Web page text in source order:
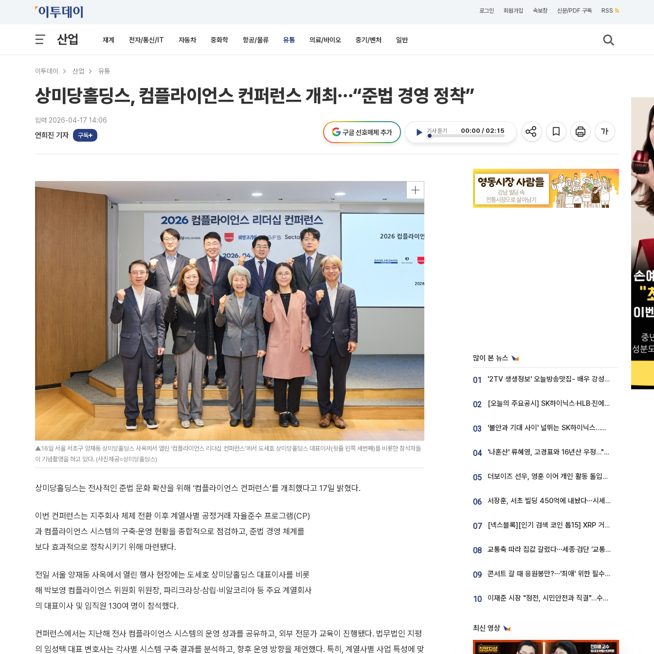
로그인 회원가입 속보창 신문/PDF 구독 RSS
산업 재계 전자/통신/IT 자동차 중화학 항공/물류 유통 의료/바이오 중기/벤처 일반
이투데이 산업 유통
상미당홀딩스, 컴플라이언스 컨퍼런스 개최⋯“준법 경영 정착”
입력 2026-04-17 14:06
연희진 기자 구독
기사 듣기 00:00 / 02:15
구글 선호매체 추가
▲16일 서울 서초구 양재동 상미당홀딩스 사옥에서 열린 ‘컴플라이언스 리더십 컨퍼런스’에서 도세호 상미당홀딩스 대표이사(뒷줄 왼쪽 세번째)를 비롯한 참석자들
이 기념촬영을 하고 있다. (사진제공=상미당홀딩스)
상미당홀딩스는 전사적인 준법 문화 확산을 위해 ‘컴플라이언스 컨퍼런스’를 개최했다고 17일 밝혔다.
이번 컨퍼런스는 지주회사 체제 전환 이후 계열사별 공정거래 자율준수 프로그램(CP)
과 컴플라이언스 시스템의 구축·운영 현황을 종합적으로 점검하고, 준법 경영 체계를
보다 효과적으로 정착시키기 위해 마련됐다.
전일 서울 양재동 사옥에서 열린 행사 현장에는 도세호 상미당홀딩스 대표이사를 비롯
해 박보영 컴플라이언스 위원회 위원장, 파리크라상·삼립·비알코리아 등 주요 계열회사
의 대표이사 및 임직원 130여 명이 참석했다.
컨퍼런스에서는 지난해 전사 컴플라이언스 시스템의 운영 성과를 공유하고, 외부 전문가 교육이 진행됐다. 법무법인 지평
의 임성택 대표 변호사는 각사별 시스템 구축 결과를 분석하고, 향후 운영 방향을 제언했다. 특히, 계열사별 사업 특성에 맞
많이 본 뉴스
01 '2TV 생생정보' 오늘방송맛집- 배우 강성진 단골! 쌀국수ㆍ푸팟퐁 커리 맛집 '블○○○'
02 [오늘의 주요공시] SK하이닉스·HLB·진에어·포스코홀딩스·네이버·대우건설 등
03 '불안과 기대 사이' 널뛰는 SK하이닉스…증권가 "HBM4·LTA 기반 펀터멘털 견고"
04 '나혼산' 류혜영, 고경표와 16년산 우정…"자취방서 부모님과 마주쳐"
05 더보이즈 선우, 영훈 이어 개인 활동 돌입⋯앳에어리어와 전속계약
06 서장훈, 서초 빌딩 450억에 내놨다⋯시세차익은
07 [넥스블록][인기 검색 코인 톱15] XRP 거래량 14억달러…ETHGas 급등·Bless 급락…고변동 알트 부각
08 교통축 따라 집값 갈렸다⋯세종·검단 ‘교통 프리미엄’ 뚜렷
09 콘서트 갈 때 응원봉만?⋯'최애' 위한 필수품 등장이오! [솔드아웃]
10 이재준 시장 "정전, 시민안전과 직결"…수원시 비상대응체계 가동
최신 영상